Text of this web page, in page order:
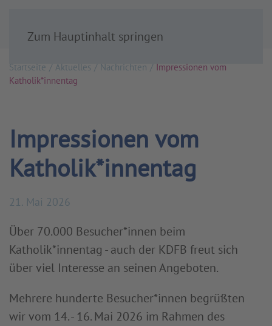
Zum Hauptinhalt springen
Startseite Aktuelles Nachrichten
Impressionen vom
Katholik*innentag
Impressionen vom
Katholik*innentag
21. Mai 2026
Über 70.000 Besucher*innen beim
Katholik*innentag - auch der KDFB freut sich
über viel Interesse an seinen Angeboten.
Mehrere hunderte Besucher*innen begrüßten
wir vom 14. - 16. Mai 2026 im Rahmen des